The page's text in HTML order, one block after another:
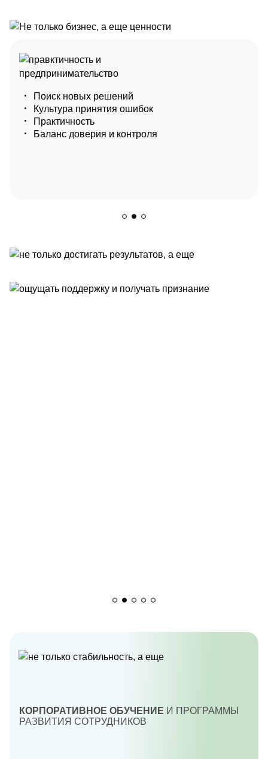
Комплексный подход
Экспертиза
Внутренняя клиентоориентированность
Поиск новых решений
Культура принятия ошибок
Практичность
Баланс доверия и контроля
Человечность
Открытая обратная связь
Экологичность
Команда
КОРПОРАТИВНОЕ ОБУЧЕНИЕ И ПРОГРАММЫ
РАЗВИТИЯ СОТРУДНИКОВ